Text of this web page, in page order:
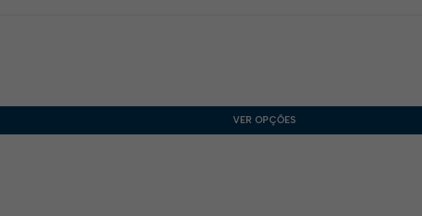
VER OPÇÕES